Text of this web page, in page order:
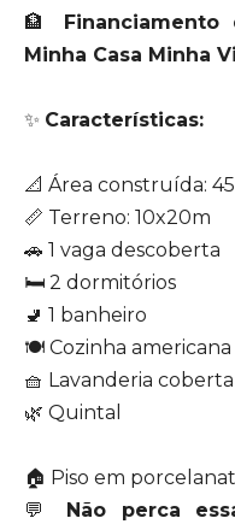
🏦
Minha Casa Minha
✨ Características:
📐 Área construída:
📏 Terreno: 10x20m
🚗 1 vaga descoberta
🛏 2 dormitórios
🚽 1 banheiro
🍽 Cozinha americana
🧺 Lavanderia coberta
🌿 Quintal
🏠 Piso em
💬 Não perca